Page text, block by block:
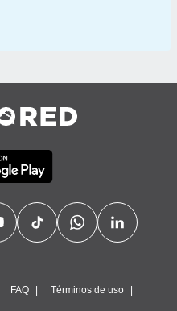
FAQ Términos de uso